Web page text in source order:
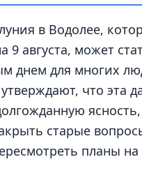
в Водолее,
9 августа, может
днем для многих
что эта
ясность,
старые
планы на